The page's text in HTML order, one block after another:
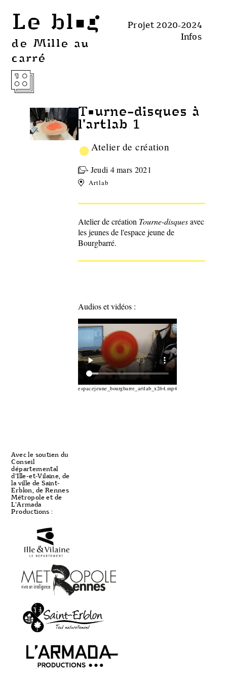
Le blog
de Mille au
carré
Projet 2020-2024
Infos
Tourne-disques à
l'artlab 1
• Atelier de création
Jeudi 4 mars 2021
Artlab
Atelier de création Tourne-disquesavec
les jeunes de l'espace jeune de
Bourgbarré.
Audios et vidéos :
espacejeune_bourgbarre_artlab_x264.mp4
Avec le soutien du
Conseil
départemental
d'Ille-et-Vilaine, de
la ville de Saint-
Erblon, de Rennes
Métropole et de
L'Armada
Productions :